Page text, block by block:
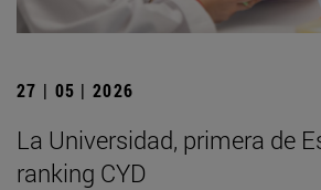
27 | 05 | 2026
La Universidad, primera de
ranking CYD